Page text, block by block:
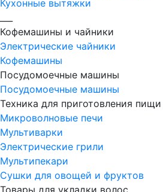
Кухонные вытяжки
Кофемашины и чайники
Электрические чайники
Кофемашины
Посудомоечные машины
Посудомоечные машины
Техника для приготовления пищи
Микроволновые печи
Мультиварки
Электрические грили
Мультипекари
Сушки для овощей и фруктов